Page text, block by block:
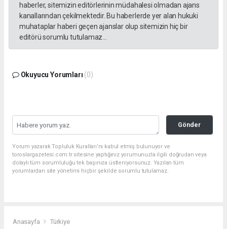
haberler, sitemizin editörlerinin müdahalesi olmadan ajans
kanallarından çekilmektedir. Bu haberlerde yer alan hukuki
muhataplar haberi geçen ajanslar olup sitemizin hiç bir
editörü sorumlu tutulamaz...
Okuyucu Yorumları (0)
Gönder
Yorum yazarak Topluluk Kuralları’nı kabul etmiş bulunuyor ve
toroslargazetesi.com.tr sitesine yaptığınız yorumunuzla ilgili doğrudan veya
dolaylı tüm sorumluluğu tek başınıza üstleniyorsunuz. Yazılan tüm
yorumlardan site yönetimi hiçbir şekilde sorumlu tutulamaz.
Anasayfa Türkiye